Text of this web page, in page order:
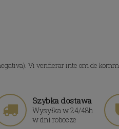
Vi verifierar inte om de
Szybka dostawa
Wysyłka w 24/48h
w dni robocze